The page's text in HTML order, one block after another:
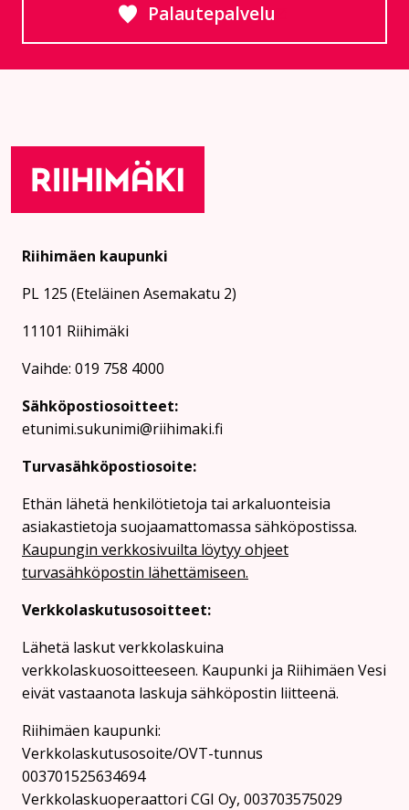
Palautepalvelu
Siirtyy ulkoiselle
Riihimäen kaupunki
PL 125 (Eteläinen Asemakatu 2)
11101 Riihimäki
Vaihde: 019 758 4000
Sähköpostiosoitteet:
etunimi.sukunimi@riihimaki.fi
Turvasähköpostiosoite:
Ethän lähetä henkilötietoja tai arkaluonteisia
asiakastietoja suojaamattomassa sähköpostissa.
Kaupungin verkkosivuilta löytyy ohjeet
turvasähköpostin lähettämiseen.
Verkkolaskutusosoitteet:
Lähetä laskut verkkolaskuina
verkkolaskuosoitteeseen. Kaupunki ja Riihimäen Vesi
eivät vastaanota laskuja sähköpostin liitteenä.
Riihimäen kaupunki:
Verkkolaskutusosoite/OVT-tunnus
003701525634694
Verkkolaskuoperaattori CGI Oy, 003703575029